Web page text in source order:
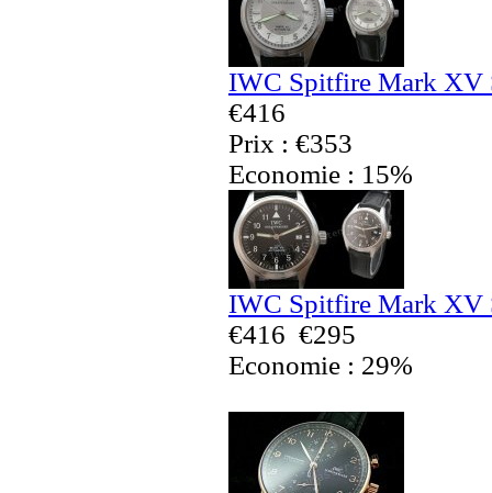
IWC Spitfire Mark XV
€416
Prix : €353
Economie : 15%
IWC Spitfire Mark XV
€416 €295
Economie : 29%